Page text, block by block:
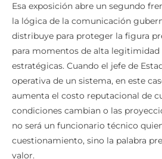
Esa exposición abre un segundo
la lógica de la comunicación
distribuye para proteger la figura
para momentos de alta legitimidad
estratégicas. Cuando el jefe de
operativa de un sistema, en este
aumenta el costo reputacional de
condiciones cambian o las
no será un funcionario técnico
cuestionamiento, sino la palabra
valor.